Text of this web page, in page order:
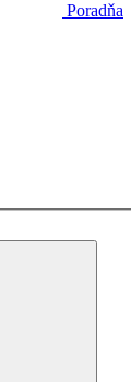
Poradňa